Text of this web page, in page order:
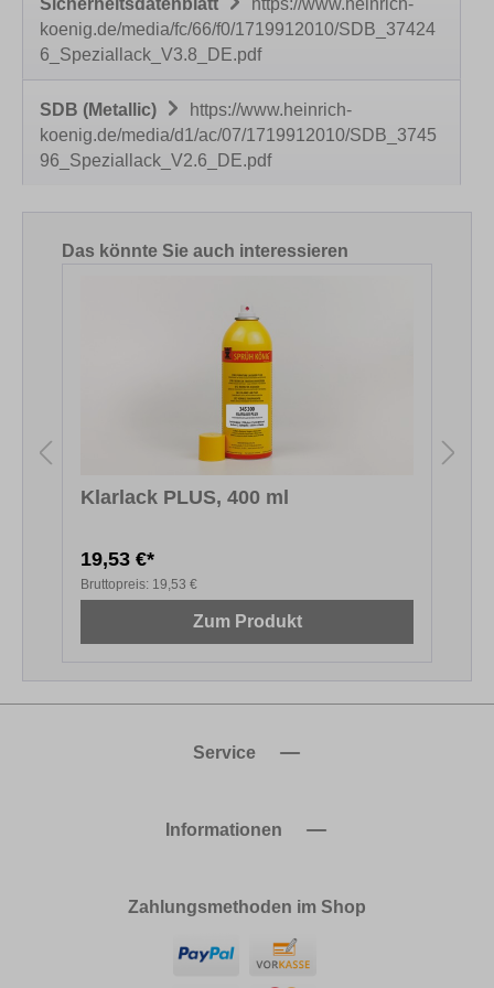
koenig.de/media/fc/66/f0/1719912010/SDB_37424
6_Speziallack_V3.8_DE.pdf
SDB (Metallic)
https://www.heinrich-
koenig.de/media/d1/ac/07/1719912010/SDB_3745
96_Speziallack_V2.6_DE.pdf
Produktgalerie überspringen
Das könnte Sie auch interessieren
Klarlack PLUS, 400 ml
19,53 €*
Bruttopreis: 19,53 €
Zum Produkt
Service
Informationen
Zahlungsmethoden im Shop